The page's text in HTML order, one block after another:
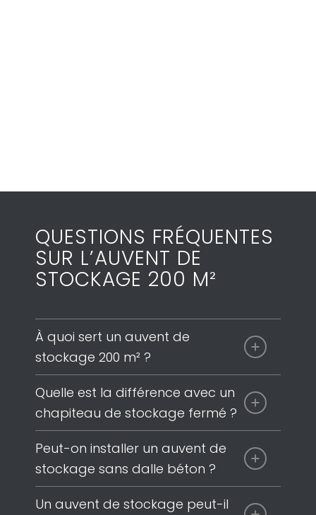
QUESTIONS FRÉQUENTES
SUR L’AUVENT DE
STOCKAGE 200 M²
À quoi sert un auvent de
stockage 200 m² ?
Quelle est la différence avec un
chapiteau de stockage fermé ?
Peut-on installer un auvent de
stockage sans dalle béton ?
Un auvent de stockage peut-il